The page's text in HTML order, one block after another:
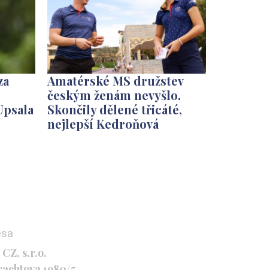
Amatérské MS družstev
českým ženám nevyšlo.
Skončily dělené třicáté,
nejlepší Kedroňová
s.r.o.